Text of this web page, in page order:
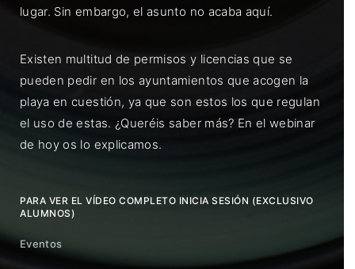
lugar. Sin embargo, el asunto no acaba aquí.
Existen multitud de permisos y licencias que se
pueden pedir en los ayuntamientos que acogen la
playa en cuestión, ya que son estos los que regulan
el uso de estas. ¿Queréis saber más? En el webinar
de hoy os lo explicamos.
PARA VER EL VÍDEO COMPLETO INICIA SESIÓN (EXCLUSIVO
ALUMNOS)
Eventos